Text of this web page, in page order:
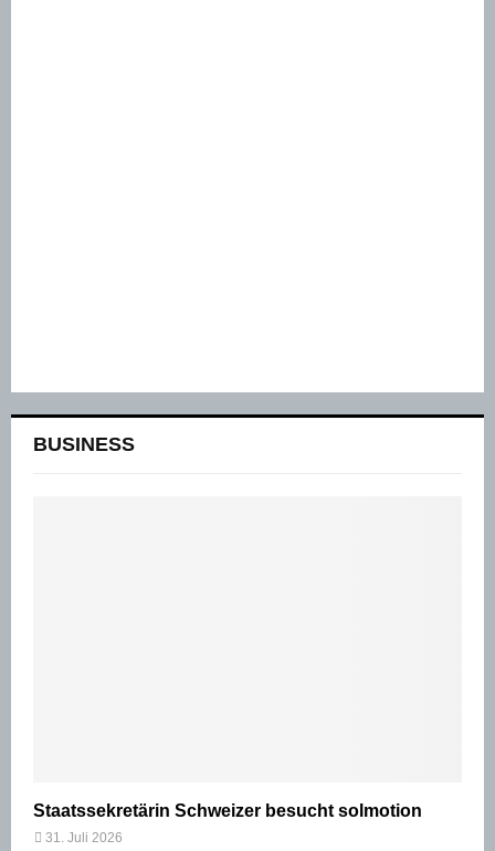
BUSINESS
Staatssekretärin Schweizer besucht solmotion
31. Juli 2026